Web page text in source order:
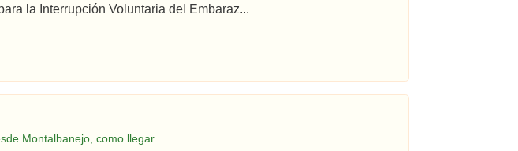
la Interrupción Voluntaria del Embaraz...
Montalbanejo, como llegar